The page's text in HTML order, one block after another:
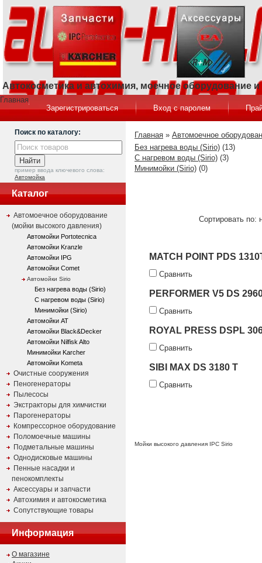
Автокосметика и автохимия, моечное оборудование
Главная
Зарегистрироваться
Вход с паролем
Поиск по каталогу:
пример ввода ключевого слова:
Автомойка
Каталог
Автомоечное оборудование
(мойки высокого давления)
Автомойки Portotecnica
Автомойки Kranzle
Автомойки IPG
Автомойки Comet
Автомойки Sirio
Без нагрева воды (Sirio)
С нагревом воды (Sirio)
Минимойки (Sirio)
Автомойки AT
Автомойки Black&Decker
Автомойки Nilfisk Alto
Минимойки Karcher
Автомойки Kometa
Очистные сооружения
Пеногенераторы
Пылесосы
Экстракторы для химчистки
Парогенераторы
Компрессорное оборудование
Поломоечные машины
Подметальные машины
Однодисковые машины
Пенные насадки и
пенокомплекты
Аксессуары и запчасти
Автохимия и автокосметика
Сопутствующие товары
Информация
О магазине
Главная » Автомоечное
Без нагрева воды (Sirio) (13)
С нагревом воды (Sirio) (3)
Минимойки (Sirio) (0)
Сортировать по:
MATCH POINT PDS
Сравнить
PERFORMER V5 DS
Сравнить
ROYAL PRESS DSPL
Сравнить
SIBI MAX DS 3180 T
Сравнить
Мойки высокого давления IPC Sirio